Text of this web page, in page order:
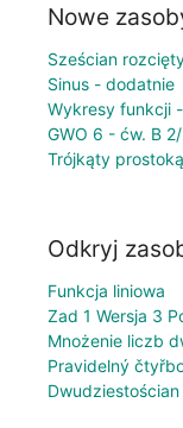
Nowe
Sześcian
Sinus - dodatnie
Wykresy funkcji
GWO 6 - ćw. B
Trójkąty
Odkryj
Funkcja liniowa
Zad 1 Wersja 3
Mnożenie liczb
Pravidelný